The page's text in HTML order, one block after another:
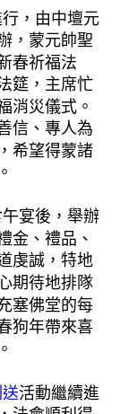
，由中壇元
，蒙元帥聖
春祈福法
筵，主席忙
消災儀式。
信、專人為
希望得蒙諸
宴後，舉辦
金、禮品、
虔誠，特地
期待地排隊
塞佛堂的每
狗年帶來喜
活動繼續進